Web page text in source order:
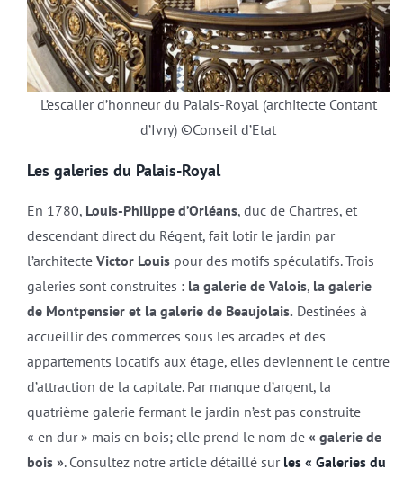
L’escalier d’honneur du Palais-Royal (architecte Contant
d’Ivry) ©Conseil d’Etat
Les galeries du Palais-Royal
En 1780, Louis-Philippe d’Orléans, duc de Chartres, et
descendant direct du Régent, fait lotir le jardin par
l’architecte Victor Louispour des motifs spéculatifs. Trois
galeries sont construites : la galerie de Valois, la galerie
de Montpensier et la galerie de Beaujolais. Destinées à
accueillir des commerces sous les arcades et des
appartements locatifs aux étage, elles deviennent le centre
d’attraction de la capitale. Par manque d’argent, la
quatrième galerie fermant le jardin n’est pas construite
« en dur » mais en bois; elle prend le nom de « galerie de
bois ». Consultez notre article détaillé sur les « Galeries du